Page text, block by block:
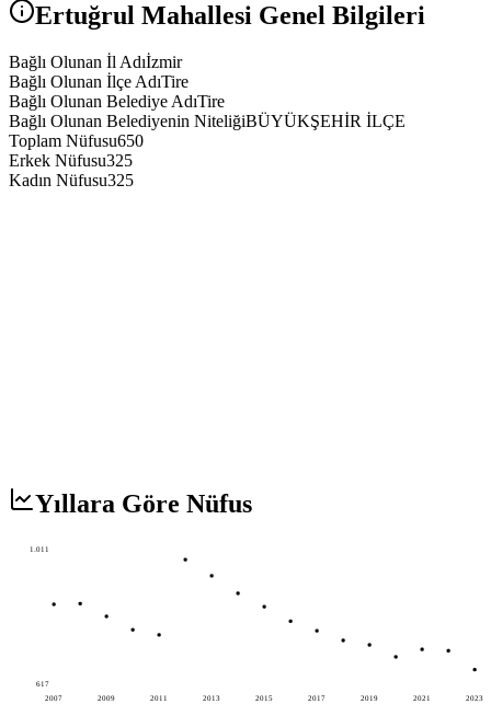
Ertuğrul Mahallesi Genel Bilgileri
Bağlı Olunan İl Adıİzmir
Bağlı Olunan İlçe AdıTire
Bağlı Olunan Belediye AdıTire
Bağlı Olunan Belediyenin NiteliğiBÜYÜKŞEHİR İLÇE
Toplam Nüfusu650
Erkek Nüfusu325
Kadın Nüfusu325
Yıllara Göre Nüfus
2007 2009 2011 2013 2015 2017 2019 2021 2023
1.011
617